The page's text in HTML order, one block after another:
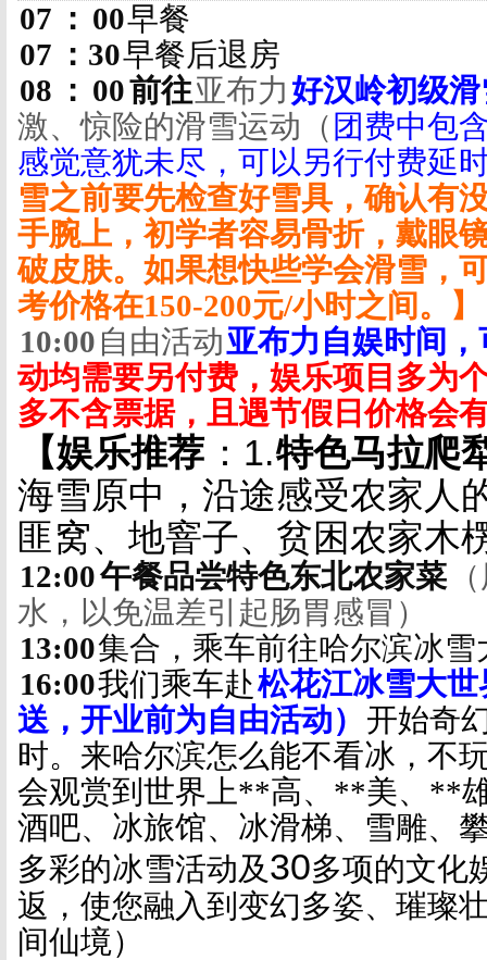
07 ： 00早餐
07 ： 30早餐后退房
08 ： 00前往亚布力 好汉岭初级
激、惊险的滑雪运动（ 团费中包
感觉意犹未尽，可以另行付费延
雪之前要先检查好雪具，确认有
手腕上，初学者容易骨折，戴眼
破皮肤。如果想快些学会滑雪，
考价格在150-200元/小时之间。】
10:00 自由活动亚布力自娱时间
动均需要另付费，娱乐项目多为
多不含票据，且遇节假日价格会
【娱乐推荐 ： 1.特色马拉爬
海雪原中，沿途感受农家人
匪窝、地窨子、贫困农家木
12:00午餐品尝特色东北农家菜
水，以免温差引起肠胃感冒）
13:00集合，乘车前往哈尔滨冰
16:00我们乘车赴松花江冰雪大世
送，开业前为自由活动） 开始奇
时。 来哈尔滨怎么能不看冰，不
会观赏到世界上**高、**美、**
酒吧、冰旅馆、冰滑梯、雪雕、
多彩的冰雪活动及30多项的文化
返，使您融入到变幻多姿、璀璨
间仙境）